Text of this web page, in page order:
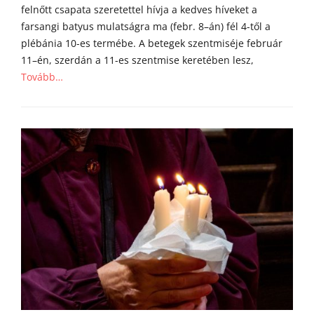
felnőtt csapata szeretettel hívja a kedves híveket a
farsangi batyus mulatságra ma (febr. 8–án) fél 4-től a
plébánia 10-es termébe. A betegek szentmiséje február
11–én, szerdán a 11-es szentmise keretében lesz,
Tovább…
í
r
e
k